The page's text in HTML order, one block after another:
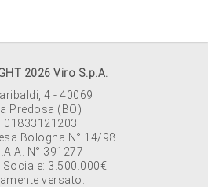
2026 Viro S.p.A.
4 - 40069
Predosa (BO)
01833121203
Bologna N° 14/98
N° 391277
Sociale: 3.500.000€
versato.